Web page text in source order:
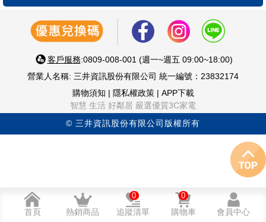
客戶服務:0809-008-001 (週一~週五 09:00~18:00)
營業人名稱: 三井資訊股份有限公司 統一編號：23832174
購物須知 | 隱私權政策| APP下載
智慧 生活 好鄰居 嚴選優質3C家電
© 三井資訊股份有限公司版權所有
首頁 熱銷商品 追蹤清單
0
購物車
0
會員中心